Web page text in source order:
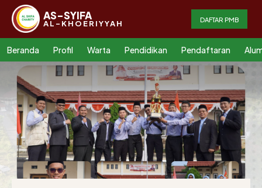
AS-SYIFA
AL-KHOERIYYAH DAFTAR PMB
Beranda Profil Warta Pendidikan Pendaftaran